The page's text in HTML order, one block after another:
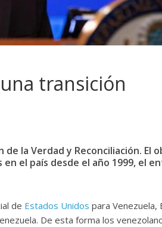
transición
de la Verdad y Reconciliación. El
el país desde el año 1999, el
de Estados Unidos para Venezuela,
De esta forma los